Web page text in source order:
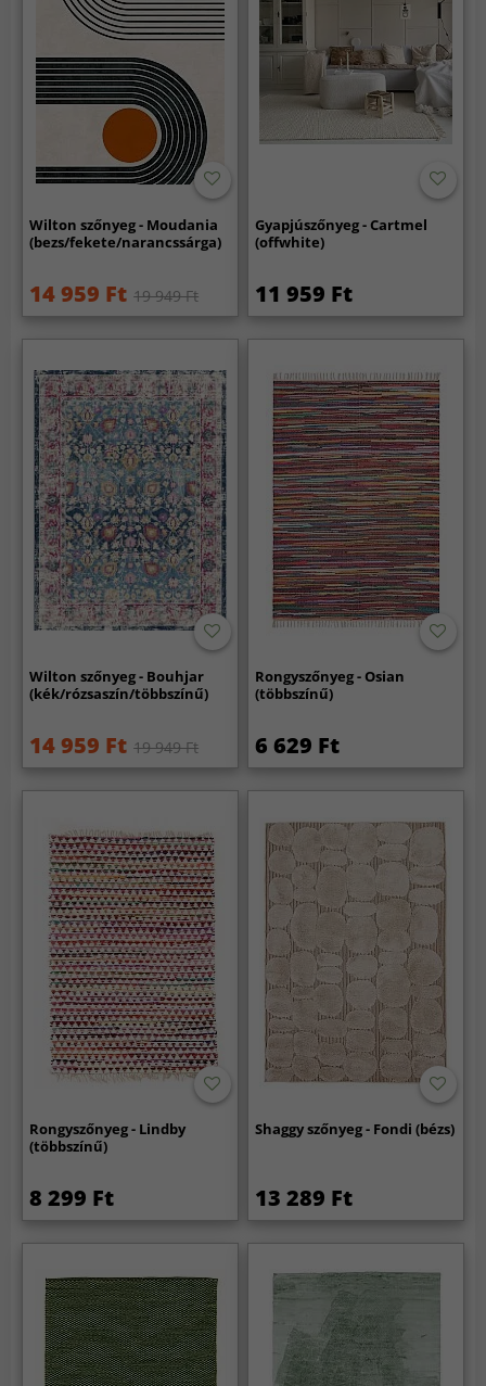
Wilton szőnyeg - Moudania
(bezs/fekete/narancssárga)
14 959 Ft 19 949 Ft
Gyapjúszőnyeg - Cartmel
(offwhite)
11 959 Ft
Wilton szőnyeg - Bouhjar
(kék/rózsaszín/többszínű)
14 959 Ft 19 949 Ft
Rongyszőnyeg - Osian
(többszínű)
6 629 Ft
Rongyszőnyeg - Lindby
(többszínű)
8 299 Ft
Shaggy szőnyeg - Fondi (bézs)
13 289 Ft